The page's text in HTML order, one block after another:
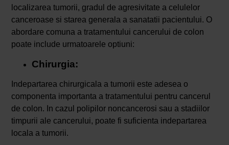
localizarea tumorii, gradul de agresivitate a celulelor
canceroase si starea generala a sanatatii pacientului. O
abordare comuna a tratamentului cancerului de colon
poate include urmatoarele optiuni:
Chirurgia:
Indepartarea chirurgicala a tumorii este adesea o
componenta importanta a tratamentului pentru cancerul
de colon. In cazul polipilor noncancerosi sau a stadiilor
timpurii ale cancerului, poate fi suficienta indepartarea
locala a tumorii.